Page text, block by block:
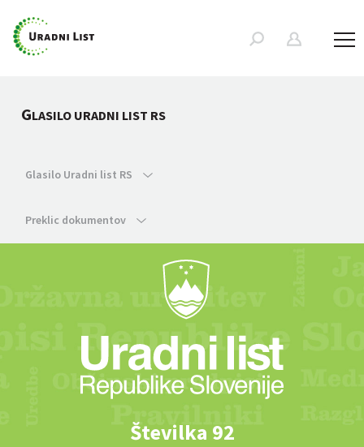
GLASILO URADNI LIST RS
Glasilo Uradni list RS
Preklic dokumentov
Številka 92